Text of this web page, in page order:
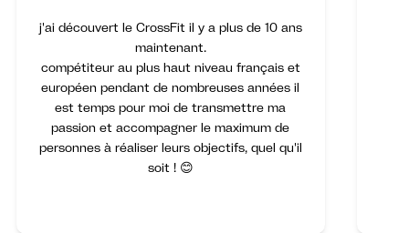
j'ai découvert le CrossFit il y a plus de 10 ans
maintenant.
compétiteur au plus haut niveau français et
européen pendant de nombreuses années il
est temps pour moi de transmettre ma
passion et accompagner le maximum de
personnes à réaliser leurs objectifs, quel qu'il
soit ! 😊